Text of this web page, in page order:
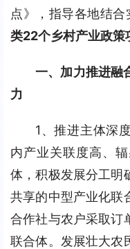
点》，指导各地结
类22个乡村产业政策
一、加力推进融
力
1、推进主体深
内产业关联度高、
体，积极发展分工明
共享的中型产业化联
合作社与农户采取订
联合体。发展壮大农